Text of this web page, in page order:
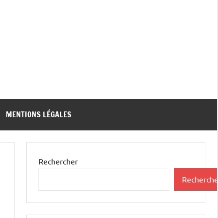
MENTIONS LÉGALES
Rechercher